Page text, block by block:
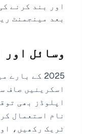
اور بند کرنے
بعد مینجمنٹ
وسائل اور
اسکرینیں صاف
اپلوڈز بھی
نام استعمال
ٹریک رکھیں،